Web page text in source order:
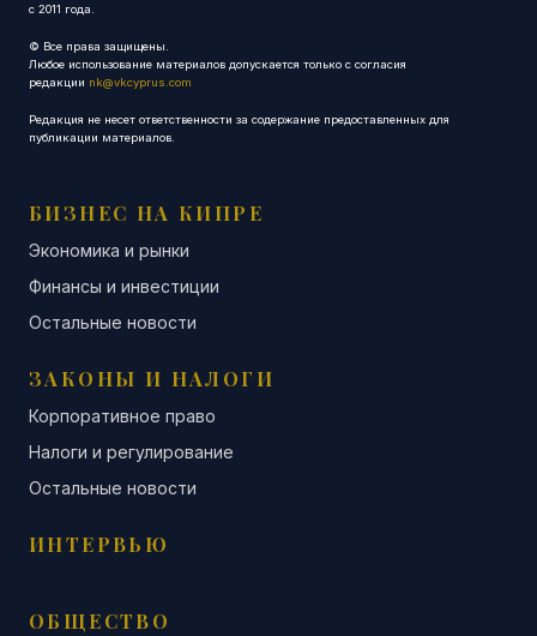
с 2011 года.
© Все права защищены.
Любое использование материалов допускается только с согласия
редакции nk@vkcyprus.com
Редакция не несет ответственности за содержание предоставленных для
публикации материалов.
БИЗНЕС НА КИПРЕ
Экономика и рынки
Финансы и инвестиции
Остальные новости
ЗАКОНЫ И НАЛОГИ
Корпоративное право
Налоги и регулирование
Остальные новости
ИНТЕРВЬЮ
ОБЩЕСТВО